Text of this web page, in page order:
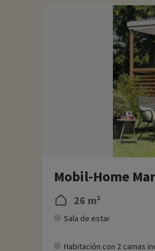
Mobil-Home
26 m²
Sala de estar
Habitación con 2 camas